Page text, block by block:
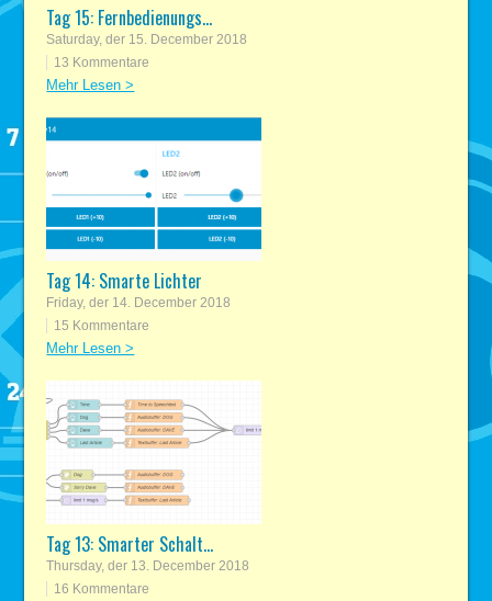
Tag 15: Fernbedienungs...
Saturday, der 15. December 2018
13 Kommentare
Mehr Lesen >
Tag 14: Smarte Lichter
Friday, der 14. December 2018
15 Kommentare
Mehr Lesen >
Tag 13: Smarter Schalt...
Thursday, der 13. December 2018
16 Kommentare